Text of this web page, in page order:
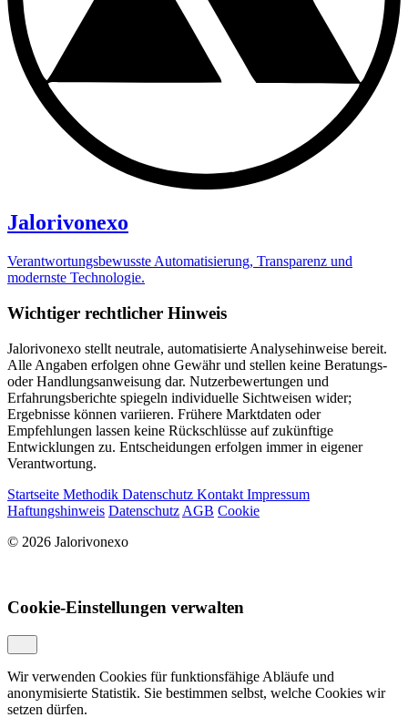
Jalorivonexo
Verantwortungsbewusste Automatisierung, Transparenz und
modernste Technologie.
Wichtiger rechtlicher Hinweis
Jalorivonexo stellt neutrale, automatisierte Analysehinweise bereit.
Alle Angaben erfolgen ohne Gewähr und stellen keine Beratungs-
oder Handlungsanweisung dar. Nutzerbewertungen und
Erfahrungsberichte spiegeln individuelle Sichtweisen wider;
Ergebnisse können variieren. Frühere Marktdaten oder
Empfehlungen lassen keine Rückschlüsse auf zukünftige
Entwicklungen zu. Entscheidungen erfolgen immer in eigener
Verantwortung.
Startseite Methodik Datenschutz Kontakt Impressum
Haftungshinweis Datenschutz AGB Cookie
© 2026 Jalorivonexo
Cookie-Einstellungen verwalten
Wir verwenden Cookies für funktionsfähige Abläufe und
anonymisierte Statistik. Sie bestimmen selbst, welche Cookies wir
setzen dürfen.